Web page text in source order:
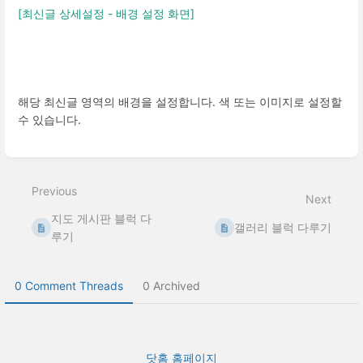
[최신글 상세설정 - 배경 설정 화면]
해당 최신글 영역의 배경을 설정합니다. 색 또는 이미지로 설정할
수 있습니다.
mode
Previous
지도 게시판 블럭 다
루기
Next
갤러리 블럭 다루기
0 Comment Threads 0 Archived
닷홈 홈페이지